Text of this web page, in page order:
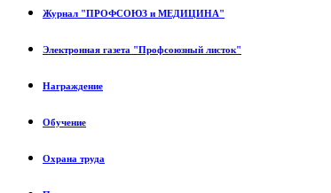
Журнал "ПРОФСОЮЗ и МЕДИЦИНА"
Электронная газета "Профсоюзный листок"
Награждение
Обучение
Охрана труда